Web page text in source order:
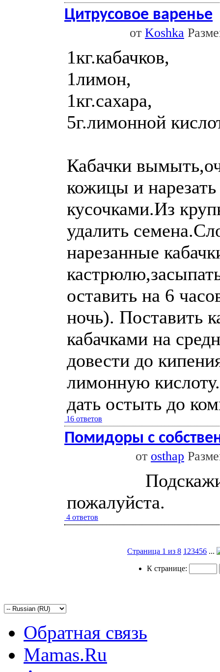
Цитрусовое варенье
от Koshka
1кг.кабачков,
1лимон,
1кг.сахара,
5г.лимонной
Кабачки
кожицы и
кусочками.Из
удалить
нарезанные
оставить на 6
ночь). Поставить
кабачками на
довести до
лимонную
дать остыть до
16 ответов
Помидоры с
от osthap
пожалуйста.
4 ответов
Страница 1 из 8 1 23456 ...
К странице:
Обратная связь
Mamas.Ru